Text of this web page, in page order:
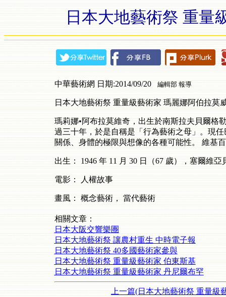
日本大地藝術祭 重量
中華藝術網 日期:2014/09/20 編輯部 報導
日本大地藝術祭 重量級藝術家 瑪麗娜阿伯拉莫
瑪莉娜•阿布拉莫維奇，出生於南斯拉夫貝爾格
過三十年，於是自稱是「行為藝術之母」。現
關係、身體的極限與想像的各種可能性。
維基
出生： 1946 年11 月 30 日（67 歲），塞爾維亞
電影： 人權故事
畫風： 概念藝術， 當代藝術
相關文章：
日本大阪交響樂團
日本大地藝術祭 讓農村重生 中時電子報
日本大地藝術祭 40多國藝術家參與
日本大地藝術祭 重量級藝術家 伯東斯基
日本大地藝術祭 重量級藝術家 丹尼爾布罕
上一篇(日本大地藝術祭 重量級